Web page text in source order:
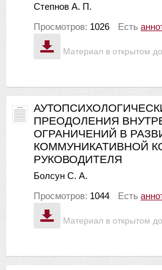
Материал в открытом
Степнов А. П.
Просмотров: 1026 Есть
Материал в открытом
ПРЕОДОЛЕНИЯ
ОГРАНИЧЕНИЙ В
КОММУНИКАТИВНОЙ
РУКОВОДИТЕЛЯ
Болсун С. А.
Просмотров: 1044 Есть